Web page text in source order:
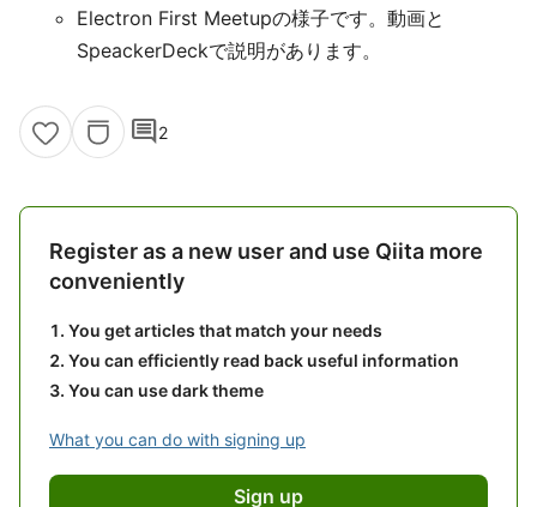
Electron First Meetupの様子です。動画と
SpeackerDeckで説明があります。
comment2
Register as a new user and use Qiita more
conveniently
You get articles that match your needs
You can efficiently read back useful information
You can use dark theme
What you can do with signing up
Sign up